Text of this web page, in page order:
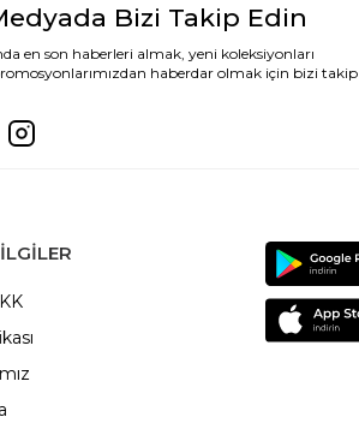
Bizi Takip Edin
en son haberleri almak, yeni koleksiyonları
haberdar olmak için bizi takip